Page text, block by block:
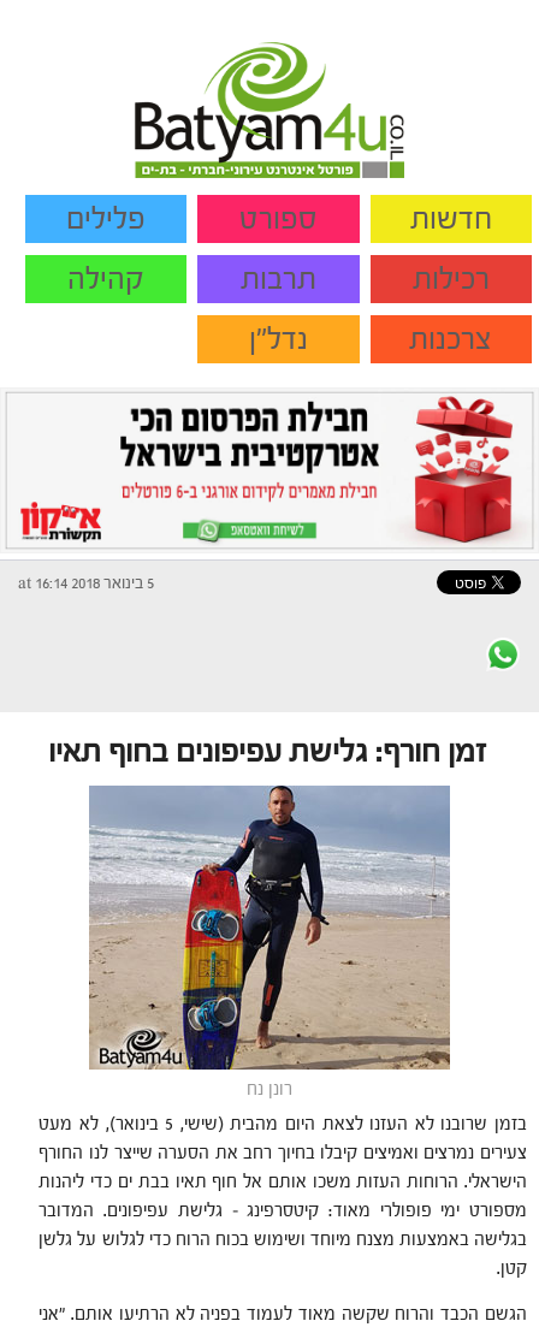
חדשות ספורט
פלילים
רכילות
תרבות
קהילה
צרכנות
נדל"ן
5 בינואר 2018 at 16:14
זמן חורף: גלישת עפיפונים בחוף תאיו
רונן נח
בזמן שרובנו לא העזנו לצאת היום מהבית (שישי, 5 בינואר), לא מעט
צעירים נמרצים ואמיצים קיבלו בחיוך רחב את הסערה שייצר לנו החורף
הישראלי. הרוחות העזות משכו אותם אל חוף תאיו בבת ים כדי ליהנות
מספורט ימי פופולרי מאוד: קיטסרפינג – גלישת עפיפונים. המדובר
בגלישה באמצעות מצנח מיוחד ושימוש בכוח הרוח כדי לגלוש על גלשן
קטן.
הגשם הכבד והרוח שקשה מאוד לעמוד בפניה לא הרתיעו אותם. "אני